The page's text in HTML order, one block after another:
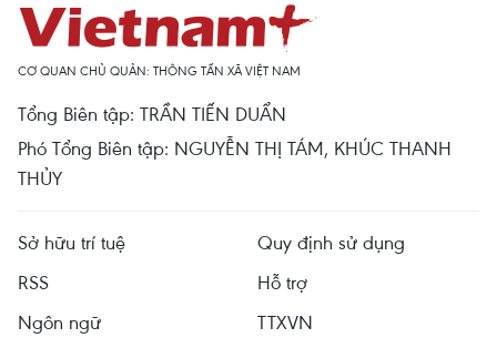
CƠ QUAN CHỦ QUẢN: THÔNG TẤN XÃ VIỆT NAM
Tổng Biên tập: TRẦN TIẾN DUẨN
Phó Tổng Biên tập: NGUYỄN THỊ TÁM, KHÚC THANH
THỦY
Sở hữu trí tuệ
Quy định sử dụng
RSS
Hỗ trợ
Ngôn ngữ
TTXVN